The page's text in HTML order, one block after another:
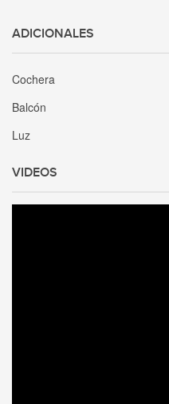
ADICIONALES
Cochera
Balcón
Luz
VIDEOS